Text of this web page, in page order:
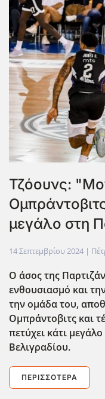
Τζόουνς:
μεγάλο στη
14 Σεπτεμβρίου 2024 |
Ο άσος της
ενθουσιασμό και
την ομάδα του,
Ομπράντοβιτς και
πετύχει κάτι
Βελιγραδίου.
ΠΕΡΙΣΣΌΤΕΡΑ